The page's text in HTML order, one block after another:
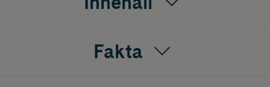
Fakta